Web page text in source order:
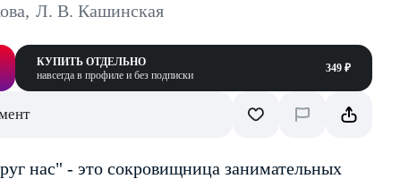
, Л. В. Кашинская
КУПИТЬ ОТДЕЛЬНО
навсегда в профиле и без подписки
349 ₽
нас" - это сокровищница занимательных